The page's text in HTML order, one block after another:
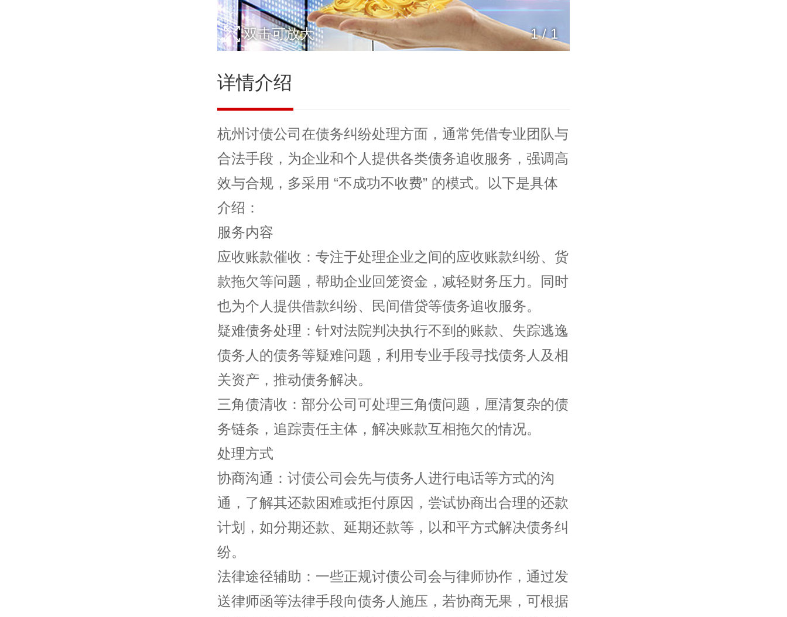
1/1
双击可放大
详情介绍
杭州讨债公司在债务纠纷处理方面，通常凭借专业团队与
合法手段，为企业和个人提供各类债务追收服务，强调高
效与合规，多采用 “不成功不收费” 的模式。以下是具体
介绍：
服务内容
应收账款催收：专注于处理企业之间的应收账款纠纷、货
款拖欠等问题，帮助企业回笼资金，减轻财务压力。同时
也为个人提供借款纠纷、民间借贷等债务追收服务。
疑难债务处理：针对法院判决执行不到的账款、失踪逃逸
债务人的债务等疑难问题，利用专业手段寻找债务人及相
关资产，推动债务解决。
三角债清收：部分公司可处理三角债问题，厘清复杂的债
务链条，追踪责任主体，解决账款互相拖欠的情况。
处理方式
协商沟通：讨债公司会先与债务人进行电话等方式的沟
通，了解其还款困难或拒付原因，尝试协商出合理的还款
计划，如分期还款、延期还款等，以和平方式解决债务纠
纷。
法律途径辅助：一些正规讨债公司会与律师协作，通过发
送律师函等法律手段向债务人施压，若协商无果，可根据